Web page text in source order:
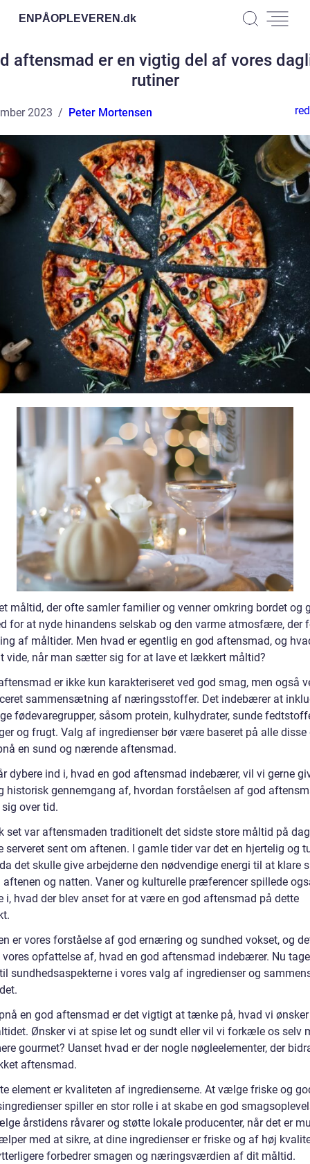
ENPÅOPLEVEREN.dk
aftensmad er en vigtig del af vores
rutiner
2023 Peter Mortensen
måltid, der ofte samler familier og venner omkring bordet og
for at nyde hinandens selskab og den varme atmosfære, der
af måltider. Men hvad er egentlig en god aftensmad, og
vide, når man sætter sig for at lave et lækkert måltid?
er ikke kun karakteriseret ved god smag, men også
sammensætning af næringsstoffer. Det indebærer at
fødevaregrupper, såsom protein, kulhydrater, sunde
og frugt. Valg af ingredienser bør være baseret på alle disse
en sund og nærende aftensmad.
dybere ind i, hvad en god aftensmad indebærer, vil vi gerne
historisk gennemgang af, hvordan forståelsen af god
over tid.
set var aftensmaden traditionelt det sidste store måltid på
serveret sent om aftenen. I gamle tider var det en hjertelig og
det skulle give arbejderne den nødvendige energi til at klare
aftenen og natten. Vaner og kulturelle præferencer spillede
i, hvad der blev anset for at være en god aftensmad på dette
er vores forståelse af god ernæring og sundhed vokset, og
vores opfattelse af, hvad en god aftensmad indebærer. Nu
sundhedsaspekterne i vores valg af ingredienser og
en god aftensmad er det vigtigt at tænke på, hvad vi
Ønsker vi at spise let og sundt eller vil vi forkæle os selv
gourmet? Uanset hvad er der nogle nøgleelementer, der
aftensmad.
element er kvaliteten af ingredienserne. At vælge friske og
spiller en stor rolle i at skabe en god
årstidens råvarer og støtte lokale producenter, når det er
med at sikre, at dine ingredienser er friske og af høj
forbedrer smagen og næringsværdien af dit måltid.